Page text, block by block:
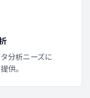
分析ニーズに
供。